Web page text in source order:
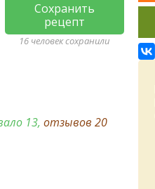
Сохранить
рецепт
16 человек сохранили
13,отзывов20